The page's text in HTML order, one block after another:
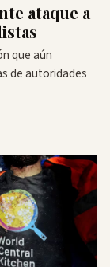
ataque a
que aún
de autoridades